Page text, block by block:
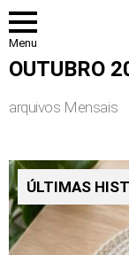
Menu
OUTUBRO
arquivos Mensais
ÚLTIMAS